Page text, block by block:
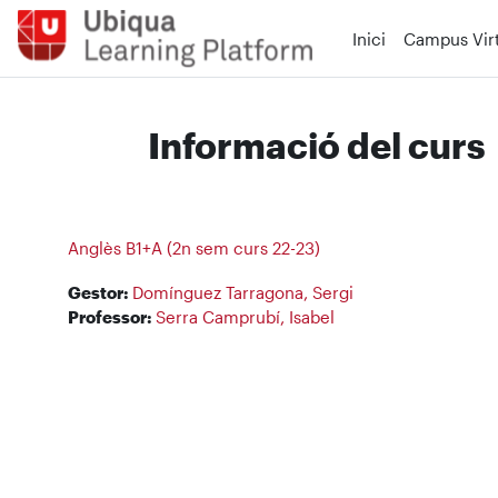
Ves al contingut principal
Inici
Campus
Informació del curs
Anglès B1+A (2n sem curs 22-23)
Gestor: Domínguez Tarragona, Sergi
Professor: Serra Camprubí, Isabel